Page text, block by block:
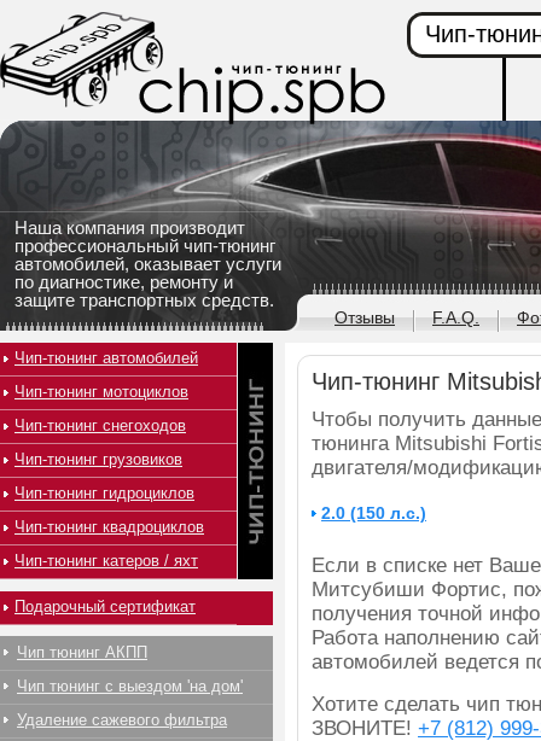
Наша компания производит
профессиональный чип-тюнинг
автомобилей, оказывает услуги
по диагностике, ремонту и
защите транспортных средств.
Чип-
Отзывы F.A.Q.
Чип-тюнинг
Чтобы получить
тюнинга Mitsubishi
двигателя/
2.0 (150 л.с.)
Если в списке нет
Митсубиши Фортис,
получения точной
Работа наполнению
автомобилей ведется
Хотите сделать чип
ЗВОНИТЕ! +7 (812)
Чип-тюнинг автомобилей
Чип-тюнинг мотоциклов
Чип-тюнинг снегоходов
Чип-тюнинг грузовиков
Чип-тюнинг гидроциклов
Чип-тюнинг квадроциклов
Чип-тюнинг катеров / яхт
Подарочный сертификат
Чип тюнинг АКПП
Чип тюнинг с выездом 'на дом'
Удаление сажевого фильтра